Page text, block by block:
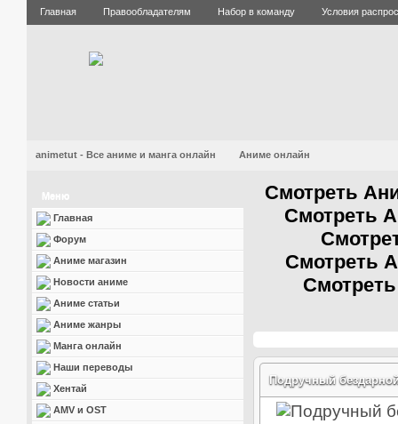
Главная Правообладателям Набор в команду Условия
animetut - Все аниме и манга онлайн Аниме онлайн
Меню
Главная
Форум
Аниме магазин
Новости аниме
Аниме статьи
Аниме жанры
Манга онлайн
Наши переводы
Хентай
AMV и OST
Смотреть
Смотреть
Смотреть
Подручный